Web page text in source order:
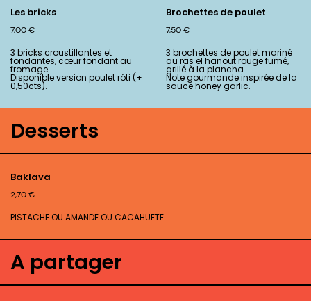
Les bricks
7,00€
3 bricks croustillantes et
fondantes, cœur fondant au
fromage.
Disponible version poulet rôti (+
0,50cts).
Brochettes de poulet
7,50€
3 brochettes de poulet mariné
au ras el hanout rouge fumé,
grillé à la plancha.
Note gourmande inspirée de la
sauce honey garlic.
Desserts
Baklava
2,70€
PISTACHE OU AMANDE OU CACAHUETE
A partager